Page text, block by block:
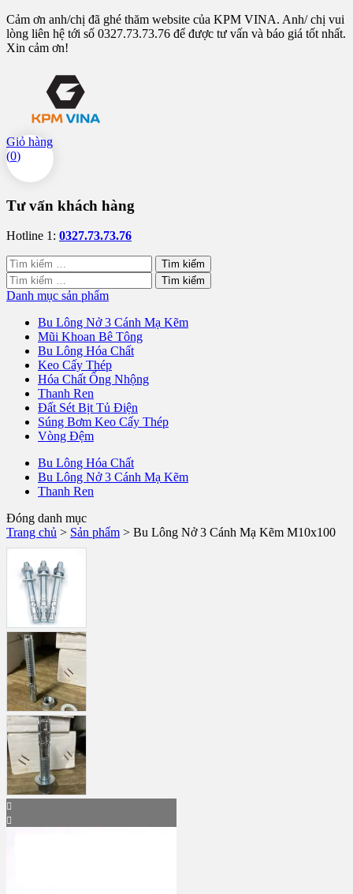
Cảm ơn anh/chị đã ghé thăm website của KPM VINA. Anh/ chị vui
lòng liên hệ tới số 0327.73.73.76 để được tư vấn và báo giá tốt nhất.
Xin cảm ơn!
Giỏ hàng
(0)
Tư vấn khách hàng
Hotline 1: 0327.73.73.76
Tìm
kiếm
cho:
Tìm
kiếm
Danh mục sản phẩm
Bu Lông Nở 3 Cánh Mạ Kẽm
Mũi Khoan Bê Tông
Bu Lông Hóa Chất
Keo Cấy Thép
Hóa Chất Ống Nhộng
Thanh Ren
Đất Sét Bịt Tủ Điện
Súng Bơm Keo Cấy Thép
Vòng Đệm
Bu Lông Hóa Chất
Bu Lông Nở 3 Cánh Mạ Kẽm
Thanh Ren
Đóng danh mục
Trang chủ > Sản phẩm > Bu Lông Nở 3 Cánh Mạ Kẽm M10x100